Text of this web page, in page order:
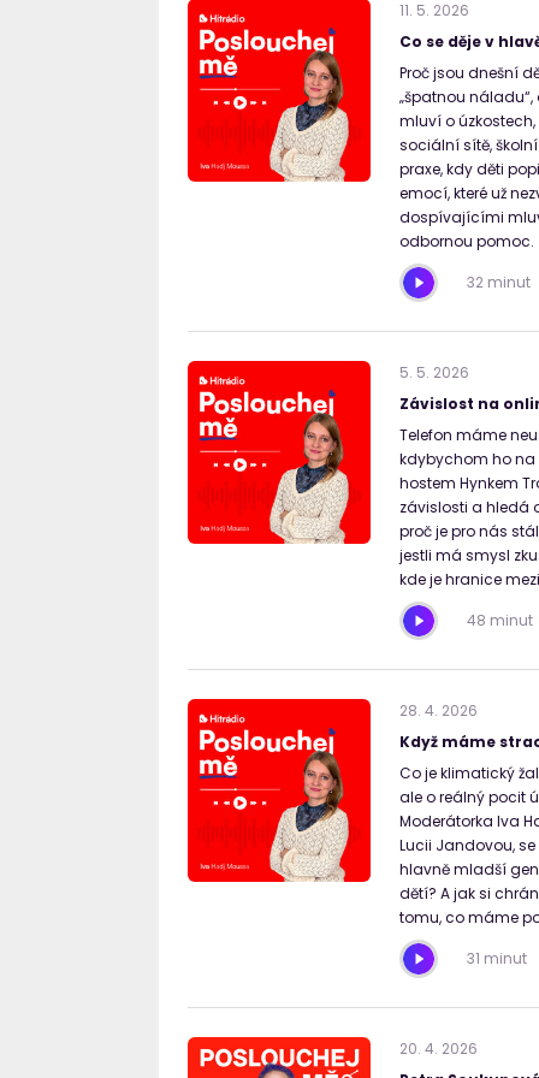
11. 5. 2026
Co se děje v
Proč jsou dnešní
„špatnou náladu“,
mluví o
sociální sítě,
praxe, kdy děti
emocí, které už
dospívajícími
odbornou pomoc.
32 minut
5. 5. 2026
Závislost na
Telefon máme
kdybychom ho na
hostem Hynkem
závislosti a hledá
proč je pro nás
jestli má smysl
kde je hranice
48 minut
28. 4. 2026
Když máme
Co je klimatický
ale o reálný pocit
Moderátorka Iva
Lucii Jandovou,
hlavně mladší
dětí? A jak si
tomu, co máme
31 minut
20. 4. 2026